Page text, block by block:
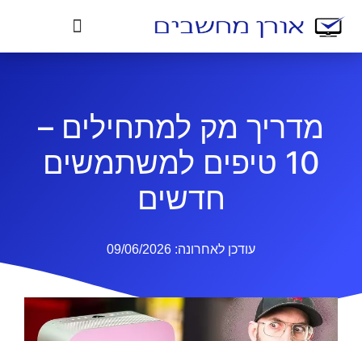
מדריך מק למתחילים –
10 טיפים למשתמשים
חדשים
עודכן לאחרונה: 09/06/2026